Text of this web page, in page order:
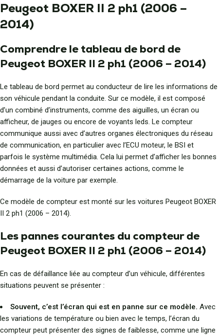
Peugeot BOXER II 2 ph1 (2006 –
2014)
Comprendre le tableau de bord de
Peugeot BOXER II 2 ph1 (2006 – 2014)
Le tableau de bord permet au conducteur de lire les informations de
son véhicule pendant la conduite. Sur ce modèle, il est composé
d’un combiné d’instruments, comme des aiguilles, un écran ou
afficheur, de jauges ou encore de voyants leds. Le compteur
communique aussi avec d’autres organes électroniques du réseau
de communication, en particulier avec l’ECU moteur, le BSI et
parfois le système multimédia. Cela lui permet d’afficher les bonnes
données et aussi d’autoriser certaines actions, comme le
démarrage de la voiture par exemple.
Ce modèle de compteur est monté sur les voitures Peugeot BOXER
II 2 ph1 (2006 – 2014).
Les pannes courantes du compteur de
Peugeot BOXER II 2 ph1 (2006 – 2014)
En cas de défaillance liée au compteur d’un véhicule, différentes
situations peuvent se présenter :
Souvent, c’est l’écran qui est en panne sur ce modèle. Avec
les variations de température ou bien avec le temps, l’écran du
compteur peut présenter des signes de faiblesse, comme une ligne